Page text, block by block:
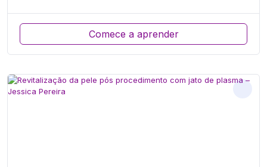
Comece a aprender